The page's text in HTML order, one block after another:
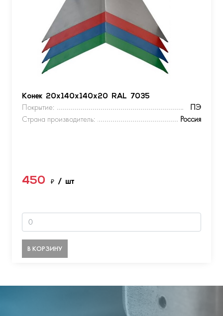
Конек 20х140х140х20 RAL 7035
Покрытие:
ПЭ
Страна производитель:
Россия
450 ₽ / шт
В КОРЗИНУ